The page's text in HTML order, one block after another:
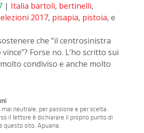
| Italia bartoli, bertinelli,
elezioni 2017, pisapia, pistoia, e
che “il centrosinistra
Forse no. L’ho scritto sui
condiviso e anche molto
neutrale, per passione e per scelta.
il lettore è dichiarare il proprio punto di
questo sito. Apuana.